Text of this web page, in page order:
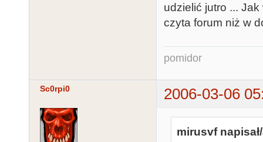
udzielić jutro ...
czyta forum niż w
pomidor
Sc0rpi0 2006-03-06
mirusvf